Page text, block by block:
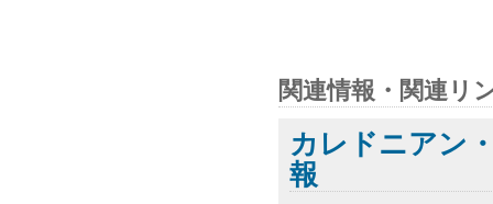
関連情報・関連リ
カレドニアン
報